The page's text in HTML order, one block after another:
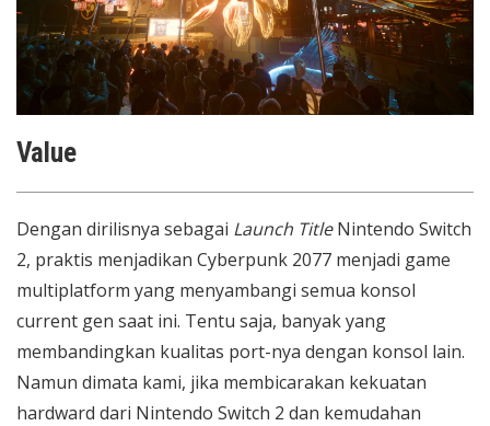
Value
Dengan dirilisnya sebagai Launch TitleNintendo Switch
2, praktis menjadikan Cyberpunk 2077 menjadi game
multiplatform yang menyambangi semua konsol
current gen saat ini. Tentu saja, banyak yang
membandingkan kualitas port-nya dengan konsol lain.
Namun dimata kami, jika membicarakan kekuatan
hardward dari Nintendo Switch 2 dan kemudahan